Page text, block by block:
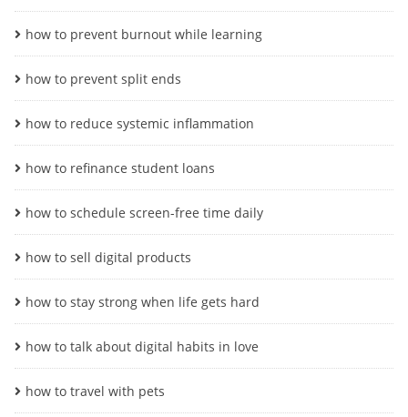
how to prevent burnout while learning
how to prevent split ends
how to reduce systemic inflammation
how to refinance student loans
how to schedule screen-free time daily
how to sell digital products
how to stay strong when life gets hard
how to talk about digital habits in love
how to travel with pets